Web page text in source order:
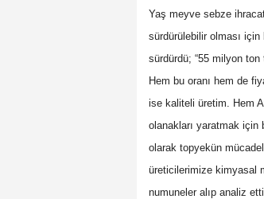
Yaş meyve sebze
sürdürülebilir olması
sürdürdü; “55 milyon ton
Hem bu oranı hem de
ise kaliteli üretim. Hem
olanakları yaratmak için
olarak topyekün
üreticilerimize kimyasal
numuneler alıp analiz